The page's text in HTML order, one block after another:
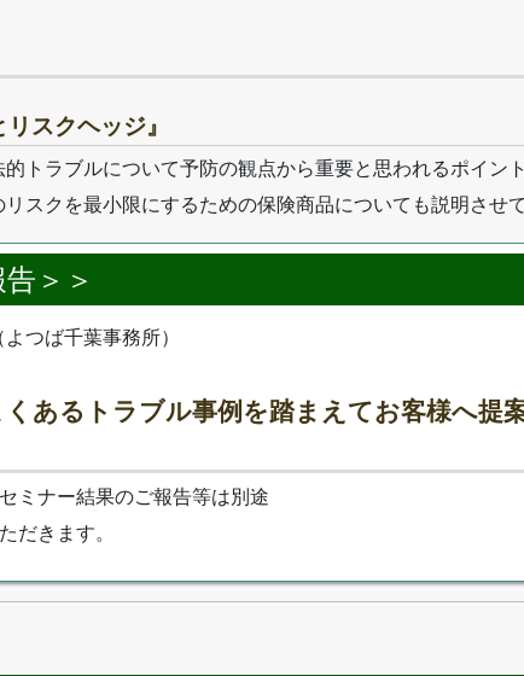
スクヘッジ』
トラブルについて予防の観点から重要と思われるポイン
スクを最小限にするための保険商品についても説明させ
＞＞
つば千葉事務所）
くあるトラブル事例を踏まえてお客様へ提
ミナー結果のご報告等は別途
だきます。